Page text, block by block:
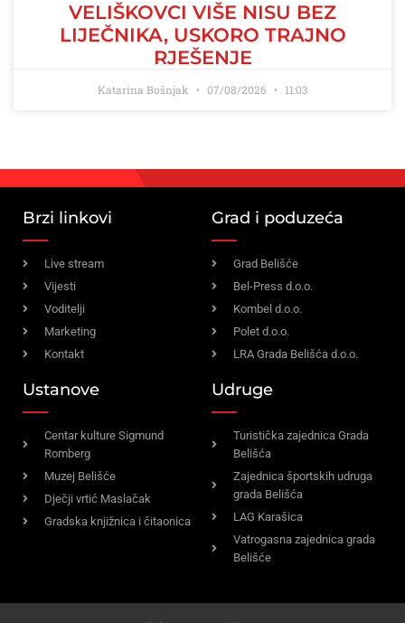
VELIŠKOVCI VIŠE NISU BEZ
LIJEČNIKA, USKORO TRAJNO
RJEŠENJE
Katarina Bošnjak 07/08/2026 11:03
Brzi linkovi
Live stream
Vijesti
Voditelji
Marketing
Kontakt
Grad i poduzeća
Grad Belišće
Bel-Press d.o.o.
Kombel d.o.o.
Polet d.o.o.
LRA Grada Belišća d.o.o.
Ustanove
Centar kulture Sigmund
Romberg
Muzej Belišće
Dječji vrtić Maslačak
Gradska knjižnica i čitaonica
Udruge
Turistička zajednica Grada
Belišća
Zajednica športskih udruga
grada Belišća
LAG Karašica
Vatrogasna zajednica grada
Belišće